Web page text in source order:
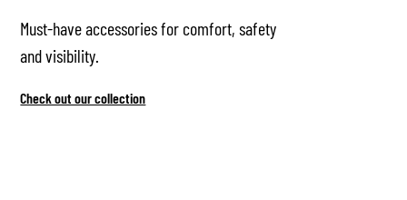
Must-have accessories for comfort, safety
and visibility.
Check out our collection